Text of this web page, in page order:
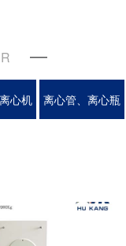
心机 离心管、离心瓶